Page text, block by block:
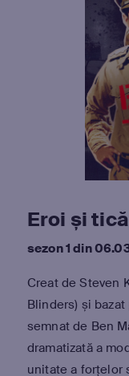
Eroi și
sezon 1 din
Creat de Steven
Blinders) și
semnat de Ben
dramatizată a
unitate a forțelor